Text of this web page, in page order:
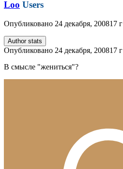
Loo Users
Опубликовано 24 декабря, 200817 г
Author stats
Опубликовано 24 декабря, 200817 г
В смысле "жениться"?